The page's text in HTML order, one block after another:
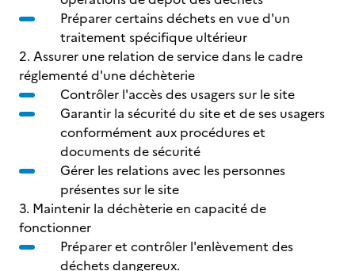
Préparer certains déchets en vue d'un
traitement spécifique ultérieur
2. Assurer une relation de service dans le cadre
réglementé d'une déchèterie
Contrôler l'accès des usagers sur le site
Garantir la sécurité du site et de ses usagers
conformément aux procédures et
documents de sécurité
Gérer les relations avec les personnes
présentes sur le site
3. Maintenir la déchèterie en capacité de
fonctionner
Préparer et contrôler l'enlèvement des
déchets dangereux.